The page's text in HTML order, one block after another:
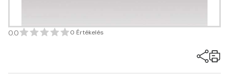
0.0 0 Értékelés